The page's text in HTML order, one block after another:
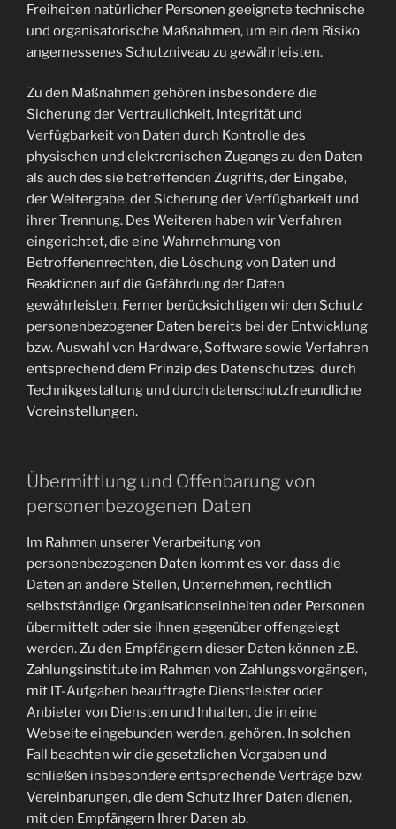
Freiheiten natürlicher Personen geeignete technische
und organisatorische Maßnahmen, um ein dem Risiko
angemessenes Schutzniveau zu gewährleisten.
Zu den Maßnahmen gehören insbesondere die
Sicherung der Vertraulichkeit, Integrität und
Verfügbarkeit von Daten durch Kontrolle des
physischen und elektronischen Zugangs zu den Daten
als auch des sie betreffenden Zugriffs, der Eingabe,
der Weitergabe, der Sicherung der Verfügbarkeit und
ihrer Trennung. Des Weiteren haben wir Verfahren
eingerichtet, die eine Wahrnehmung von
Betroffenenrechten, die Löschung von Daten und
Reaktionen auf die Gefährdung der Daten
gewährleisten. Ferner berücksichtigen wir den Schutz
personenbezogener Daten bereits bei der Entwicklung
bzw. Auswahl von Hardware, Software sowie Verfahren
entsprechend dem Prinzip des Datenschutzes, durch
Technikgestaltung und durch datenschutzfreundliche
Voreinstellungen.
Übermittlung und Offenbarung von
personenbezogenen Daten
Im Rahmen unserer Verarbeitung von
personenbezogenen Daten kommt es vor, dass die
Daten an andere Stellen, Unternehmen, rechtlich
selbstständige Organisationseinheiten oder Personen
übermittelt oder sie ihnen gegenüber offengelegt
werden. Zu den Empfängern dieser Daten können z.B.
Zahlungsinstitute im Rahmen von Zahlungsvorgängen,
mit IT-Aufgaben beauftragte Dienstleister oder
Anbieter von Diensten und Inhalten, die in eine
Webseite eingebunden werden, gehören. In solchen
Fall beachten wir die gesetzlichen Vorgaben und
schließen insbesondere entsprechende Verträge bzw.
Vereinbarungen, die dem Schutz Ihrer Daten dienen,
mit den Empfängern Ihrer Daten ab.